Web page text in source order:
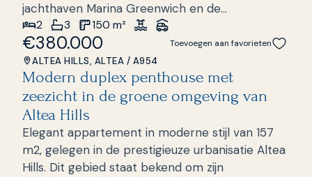
jachthaven Marina Greenwich en de
Middellandse Zee. Dankzij de zuidgerichte ligging
en het panoramisch zeezicht baadt deze
woning de hele dag in natuurlijk licht en biedt
het een perfecte combinatie van comfort,
privacy en mediterrane charme. Het pand is
verdeeld over twee verdiepingen en beschikt
over een uitnodigende hal, een ruime woon- en
eetkamer met directe toegang tot een groot
terras ideaal om te ontspannen en van het
2 3 150 m²
€380.000 Toevoegen aan favorieten
ALTEA HILLS, ALTEA / A954
Modern duplex penthouse met
zeezicht in de groene omgeving van
Altea Hills
Elegant appartement in moderne stijl van 157
m2, gelegen in de prestigieuze urbanisatie Altea
Hills. Dit gebied staat bekend om zijn